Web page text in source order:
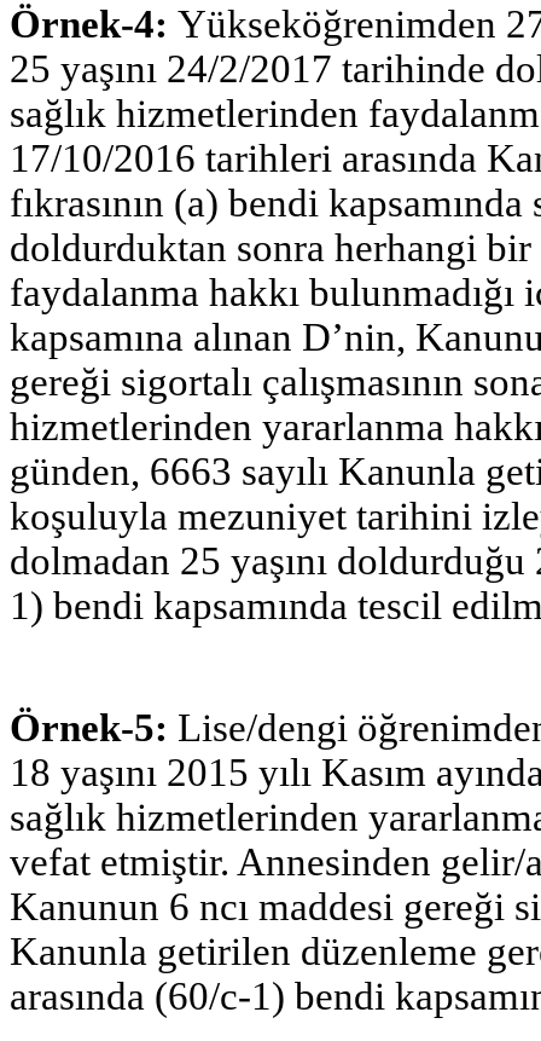
Örnek-4: Yükseköğrenimden
25 yaşını 24/2/2017 tarihinde
sağlık hizmetlerinden
17/10/2016 tarihleri arasında
fıkrasının (a) bendi kapsamında
doldurduktan sonra herhangi
faydalanma hakkı
kapsamına alınan D’nin,
gereği sigortalı çalışmasının
hizmetlerinden yararlanma
günden, 6663 sayılı Kanunla
koşuluyla mezuniyet tarihini
dolmadan 25 yaşını
1) bendi kapsamında tescil
Örnek-5: Lise/dengi
18 yaşını 2015 yılı Kasım
sağlık hizmetlerinden
vefat etmiştir. Annesinden gelir/
Kanunun 6 ncı maddesi gereği
Kanunla getirilen düzenleme
arasında (60/c-1) bendi